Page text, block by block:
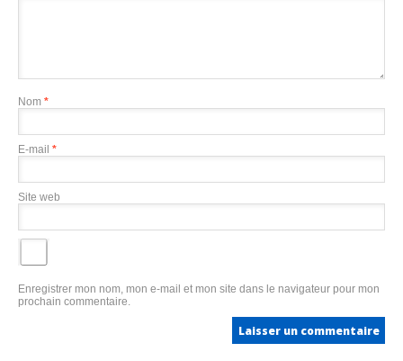
Nom *
E-mail *
Site web
Enregistrer mon nom, mon e-mail et mon site dans le navigateur pour mon
prochain commentaire.